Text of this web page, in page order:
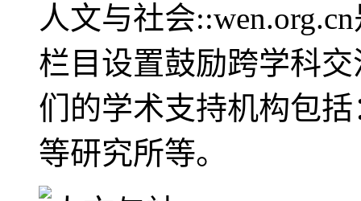
人文与社会
栏目设置鼓励跨学科
们的学术支持机构包
等研究所等。